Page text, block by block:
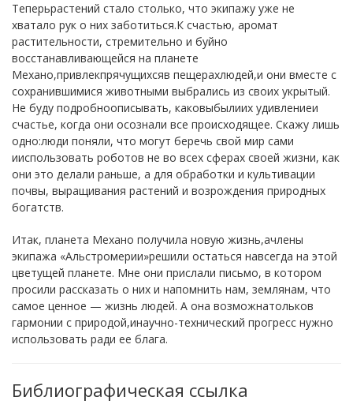
Теперьрастений стало столько, что экипажу уже не
хватало рук о них заботиться.К счастью, аромат
растительности, стремительно и буйно
восстанавливающейся на планете
Механо,привлекпрячущихсяв пещерахлюдей,и они вместе с
сохранившимися животными выбрались из своих укрытый.
Не буду подробноописывать, каковыбылиих удивлениеи
счастье, когда они осознали все происходящее. Скажу лишь
одно:люди поняли, что могут беречь свой мир сами
ииспользовать роботов не во всех сферах своей жизни, как
они это делали раньше, а для обработки и культивации
почвы, выращивания растений и возрождения природных
богатств.
Итак, планета Механо получила новую жизнь,ачлены
экипажа «Альстромерии»решили остаться навсегда на этой
цветущей планете. Мне они прислали письмо, в котором
просили рассказать о них и напомнить нам, землянам, что
самое ценное — жизнь людей. А она возможнатольков
гармонии с природой,инаучно-технический прогресс нужно
использовать ради ее блага.
Библиографическая ссылка